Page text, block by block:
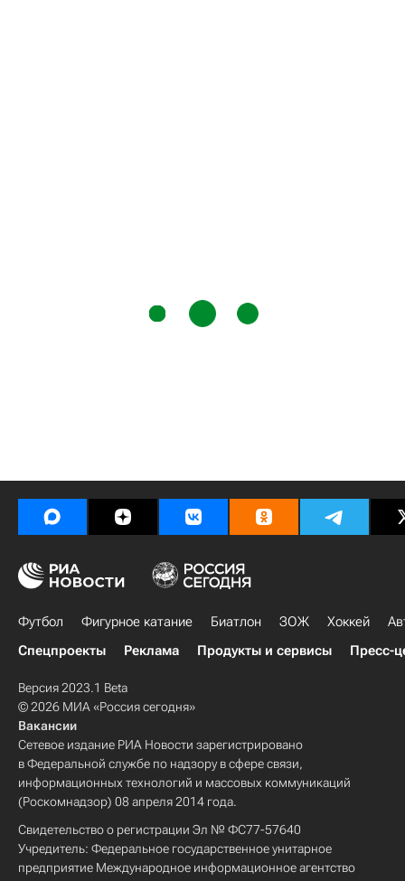
Футбол Фигурное катание Биатлон ЗОЖ Хоккей
Спецпроекты
Реклама Продукты и сервисы Пресс-
Версия 2023.1 Beta
© 2026 МИА «Россия сегодня»
Вакансии
Сетевое издание РИА Новости зарегистрировано
в Федеральной службе по надзору в сфере связи,
информационных технологий и массовых коммуникаций
(Роскомнадзор) 08 апреля 2014 года.
Свидетельство о регистрации Эл № ФС77-57640
Учредитель: Федеральное государственное унитарное
предприятие Международное информационное агентство